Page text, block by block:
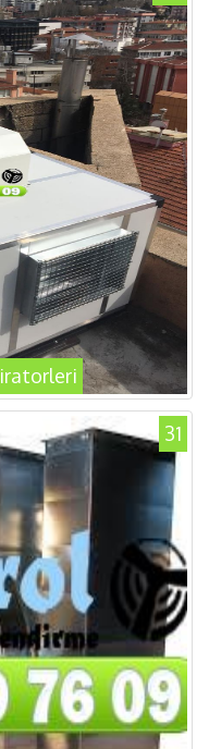
31